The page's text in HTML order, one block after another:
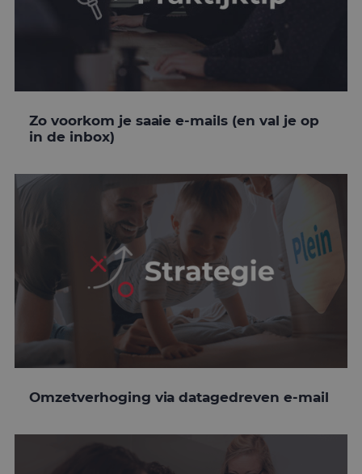
Zo voorkom je saaie e-mails (en val je op
in de inbox)
Omzetverhoging via datagedreven e-mail